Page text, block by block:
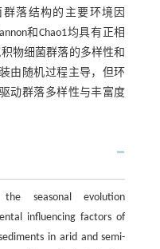
群落结构的主要环境因
和Chao1均具有正相
物细菌群落的多样性和
由随机过程主导，但环
动群落多样性与丰富度
seasonal evolution
influencing factors of
in arid and semi-